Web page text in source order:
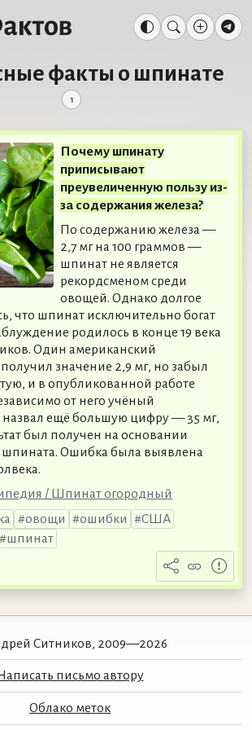
факты о шпинате
1
Почему шпинату
приписывают
преувеличенную пользу из-
за содержания железа?
По содержанию железа —
2,7 мг на 100 граммов —
шпинат не является
рекордсменом среди
овощей. Однако долгое
что шпинат исключительно богат
родилось в конце 19 века
Один американский
значение 2,9 мг, но забыл
и в опубликованной работе
от него учёный
ещё большую цифру — 35 мг,
был получен на основании
шпината. Ошибка была выявлена
/ Шпинат огородный
овощи ошибки
США
шпинат
Ситников, 2009—2026
письмо автору
Облако меток